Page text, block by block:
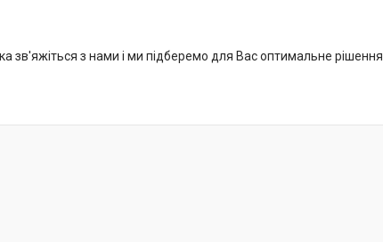
з нами і ми підберемо для Вас оптимальне рішення.